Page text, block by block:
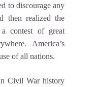
to discourage any
then realized the
contest of great
America’s
of all nations.
Civil War history